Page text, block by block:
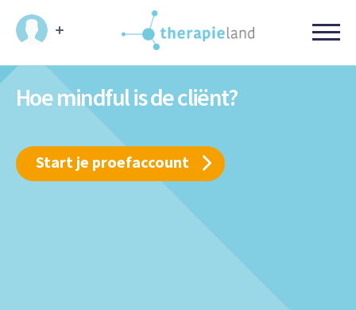
Hoe mindful is de cliënt?
Start je proefaccount